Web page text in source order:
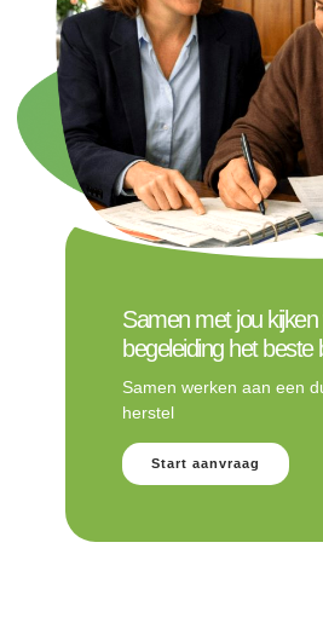
Samen met jou
begeleiding het beste
Samen werken aan een
herstel
Start aanvraag